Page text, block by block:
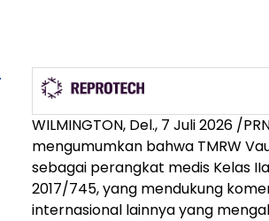
WILMINGTON, Del., 7 Juli 2026 /
mengumumkan bahwa TMRW
sebagai perangkat medis Kelas
2017/745, yang mendukung
internasional lainnya yang